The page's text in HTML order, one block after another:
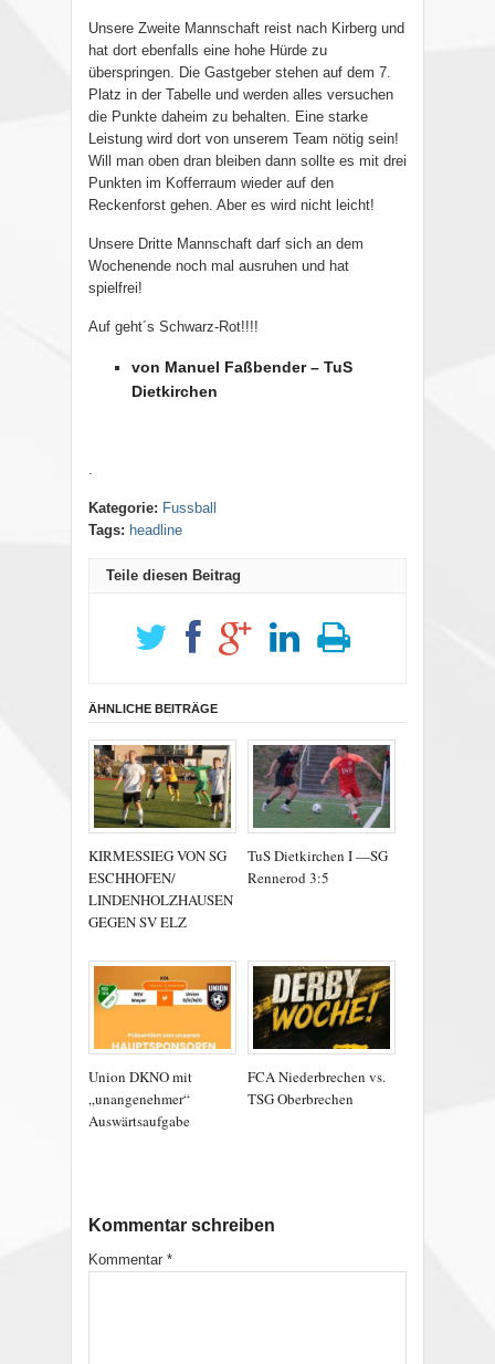
Unsere Zweite Mannschaft reist nach Kirberg und
hat dort ebenfalls eine hohe Hürde zu
überspringen. Die Gastgeber stehen auf dem 7.
Platz in der Tabelle und werden alles versuchen
die Punkte daheim zu behalten. Eine starke
Leistung wird dort von unserem Team nötig sein!
Will man oben dran bleiben dann sollte es mit drei
Punkten im Kofferraum wieder auf den
Reckenforst gehen. Aber es wird nicht leicht!
Unsere Dritte Mannschaft darf sich an dem
Wochenende noch mal ausruhen und hat
spielfrei!
Auf geht´s Schwarz-Rot!!!!
von Manuel Faßbender – TuS
Dietkirchen
.
Kategorie: Fussball
Tags: headline
Teile diesen Beitrag
ÄHNLICHE BEITRÄGE
KIRMESSIEG VON SG
ESCHHOFEN/
LINDENHOLZHAUSEN
GEGEN SV ELZ
TuS Dietkirchen I —SG
Rennerod 3:5
Union DKNO mit
„unangenehmer“
Auswärtsaufgabe
FCA Niederbrechen vs.
TSG Oberbrechen
Kommentar schreiben
Kommentar *